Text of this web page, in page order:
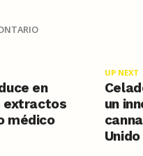
UP NEXT
un
Unido
en
extractos
médico